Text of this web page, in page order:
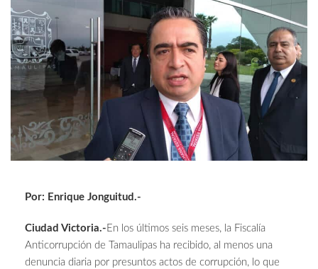
Por: Enrique Jonguitud.-
Ciudad Victoria.- En los últimos seis meses, la Fiscalía
Anticorrupción de Tamaulipas ha recibido, al menos una
denuncia diaria por presuntos actos de corrupción, lo que